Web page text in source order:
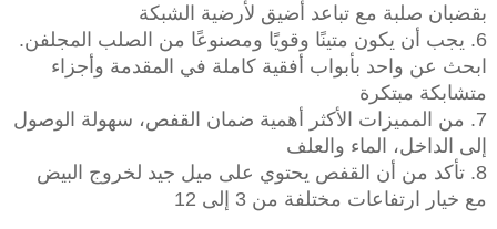
بقضبان صلبة مع تباعد أضيق لأرضية الشبكة
6. يجب أن يكون متينًا وقويًا ومصنوعًا من الصلب المجلفن.
ابحث عن واحد بأبواب أفقية كاملة في المقدمة وأجزاء
متشابكة مبتكرة
7. من المميزات الأكثر أهمية ضمان القفص، سهولة الوصول
إلى الداخل، الماء والعلف
8. تأكد من أن القفص يحتوي على ميل جيد لخروج البيض
مع خيار ارتفاعات مختلفة من 3 إلى 12